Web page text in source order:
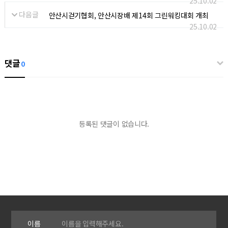
다음글
안산시걷기협회, 안산시장배 제14회 그린워킹대회 개최
25.10.02
댓글0
등록된 댓글이 없습니다.
이름